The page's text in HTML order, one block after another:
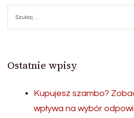
wpisach
Ostatnie wpisy
Kupujesz szambo?
wpływa na wybór